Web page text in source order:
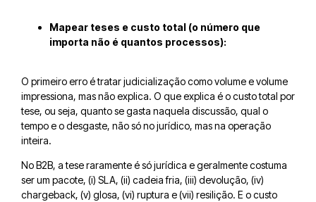
Mapear teses e custo total (o número que
importa não é quantos processos):
O primeiro erro é tratar judicialização como volume e volume
impressiona, mas não explica. O que explica é o custo total por
tese, ou seja, quanto se gasta naquela discussão, qual o
tempo e o desgaste, não só no jurídico, mas na operação
inteira.
No B2B, a tese raramente é só jurídica e geralmente costuma
ser um pacote, (i) SLA, (ii) cadeia fria, (iii) devolução, (iv)
chargeback, (v) glosa, (vi) ruptura e (vii) resilição. E o custo